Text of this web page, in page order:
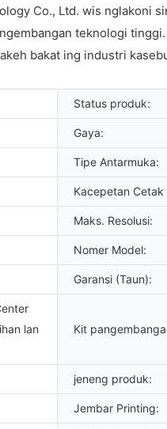
Co., Ltd. wis nglakoni
teknologi
bakat ing industri
Status produk:
Gaya:
Tipe Antarmuka:
Kacepetan Cetak
Maks. Resolusi:
Nomer Model:
Garansi (Taun):
lan
Kit
jeneng produk:
Jembar Printing: